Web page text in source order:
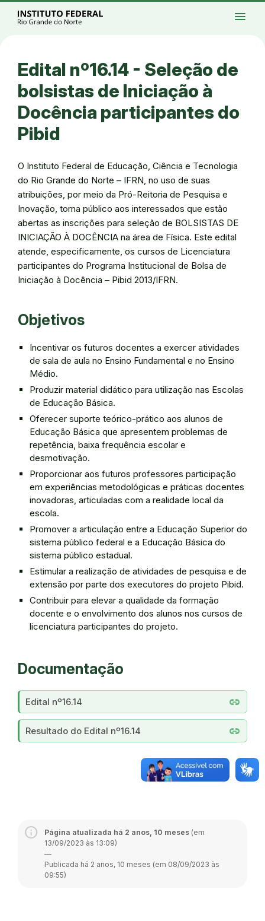
Ir para a página inicial
Ir para a busca
Alto contraste
Login da Área Administrativa
Acessibilidade
menu
Edital nº16.14 - Seleção de
bolsistas de Iniciação à
Docência participantes do
Pibid
O Instituto Federal de Educação, Ciência e Tecnologia
do Rio Grande do Norte – IFRN, no uso de suas
atribuições, por meio da Pró-Reitoria de Pesquisa e
Inovação, torna público aos interessados que estão
abertas as inscrições para seleção de BOLSISTAS DE
INICIAÇÃO À DOCÊNCIA na área de Física. Este edital
atende, especificamente, os cursos de Licenciatura
participantes do Programa Institucional de Bolsa de
Iniciação à Docência – Pibid 2013/IFRN.
Objetivos
Incentivar os futuros docentes a exercer atividades
de sala de aula no Ensino Fundamental e no Ensino
Médio.
Produzir material didático para utilização nas Escolas
de Educação Básica.
Oferecer suporte teórico-prático aos alunos de
Educação Básica que apresentem problemas de
repetência, baixa frequência escolar e
desmotivação.
Proporcionar aos futuros professores participação
em experiências metodológicas e práticas docentes
inovadoras, articuladas com a realidade local da
escola.
Promover a articulação entre a Educação Superior do
sistema público federal e a Educação Básica do
sistema público estadual.
Estimular a realização de atividades de pesquisa e de
extensão por parte dos executores do projeto Pibid.
Contribuir para elevar a qualidade da formação
docente e o envolvimento dos alunos nos cursos de
licenciatura participantes do projeto.
Documentação
link
Edital nº16.14
link
Resultado do Edital nº16.14
Página atualizada há 2 anos, 10 meses (em
13/09/2023 às 13:09)
—
Publicada há 2 anos, 10 meses (em 08/09/2023 às
09:55)